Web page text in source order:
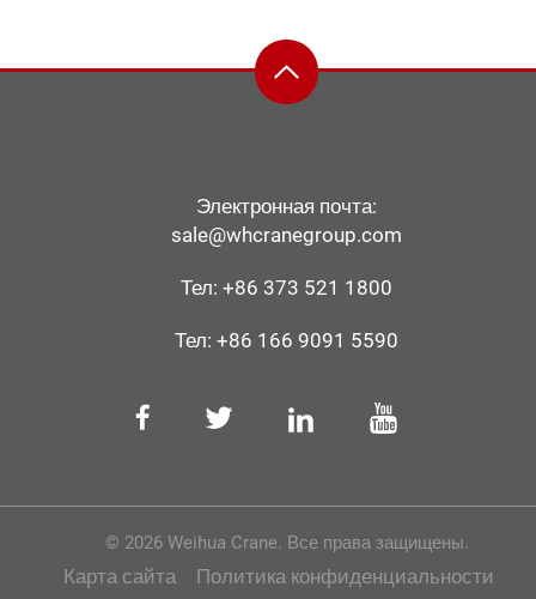
Электронная почта:
sale@whcranegroup.com
Тел:+86 373 521 1800
Тел:+86 166 9091 5590
© 2026 Weihua Crane. Все права защищены.
Карта сайта Политика конфиденциальности